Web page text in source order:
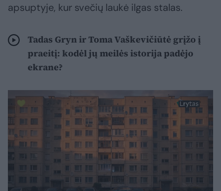
apsuptyje, kur svečių laukė ilgas stalas.
Tadas Gryn ir Toma Vaškevičiūtė grįžo į
praeitį: kodėl jų meilės istorija padėjo
ekrane?